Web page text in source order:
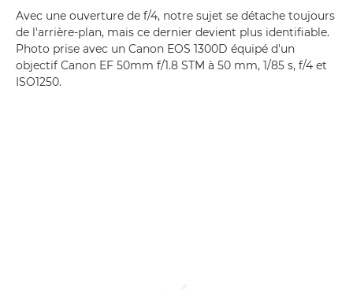
Avec une ouverture de f/4, notre sujet se détache toujours
de l'arrière-plan, mais ce dernier devient plus identifiable.
Photo prise avec un Canon EOS 1300D équipé d'un
objectif Canon EF 50mm f/1.8 STM à 50 mm, 1/85 s, f/4 et
ISO1250.